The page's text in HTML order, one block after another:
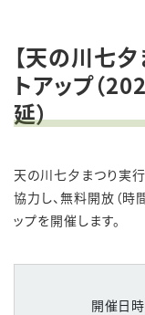
【天の川七
トアップ（
延）
天の川七夕まつり実
協力し、無料開放（時
ップを開催します。
開催日時